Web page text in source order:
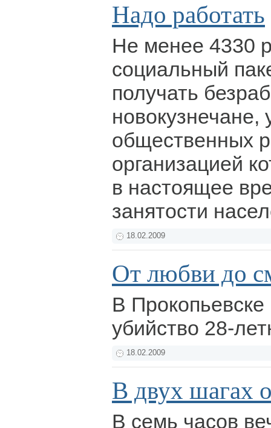
Надо работать
Не менее 4330
социальный
получать
общественных
организацией
в настоящее
занятости
18.02.2009
От любви до
В Прокопьевске
убийство 28-
18.02.2009
В двух шагах
В семь часов